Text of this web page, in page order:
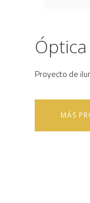
Proyecto de
MÁS